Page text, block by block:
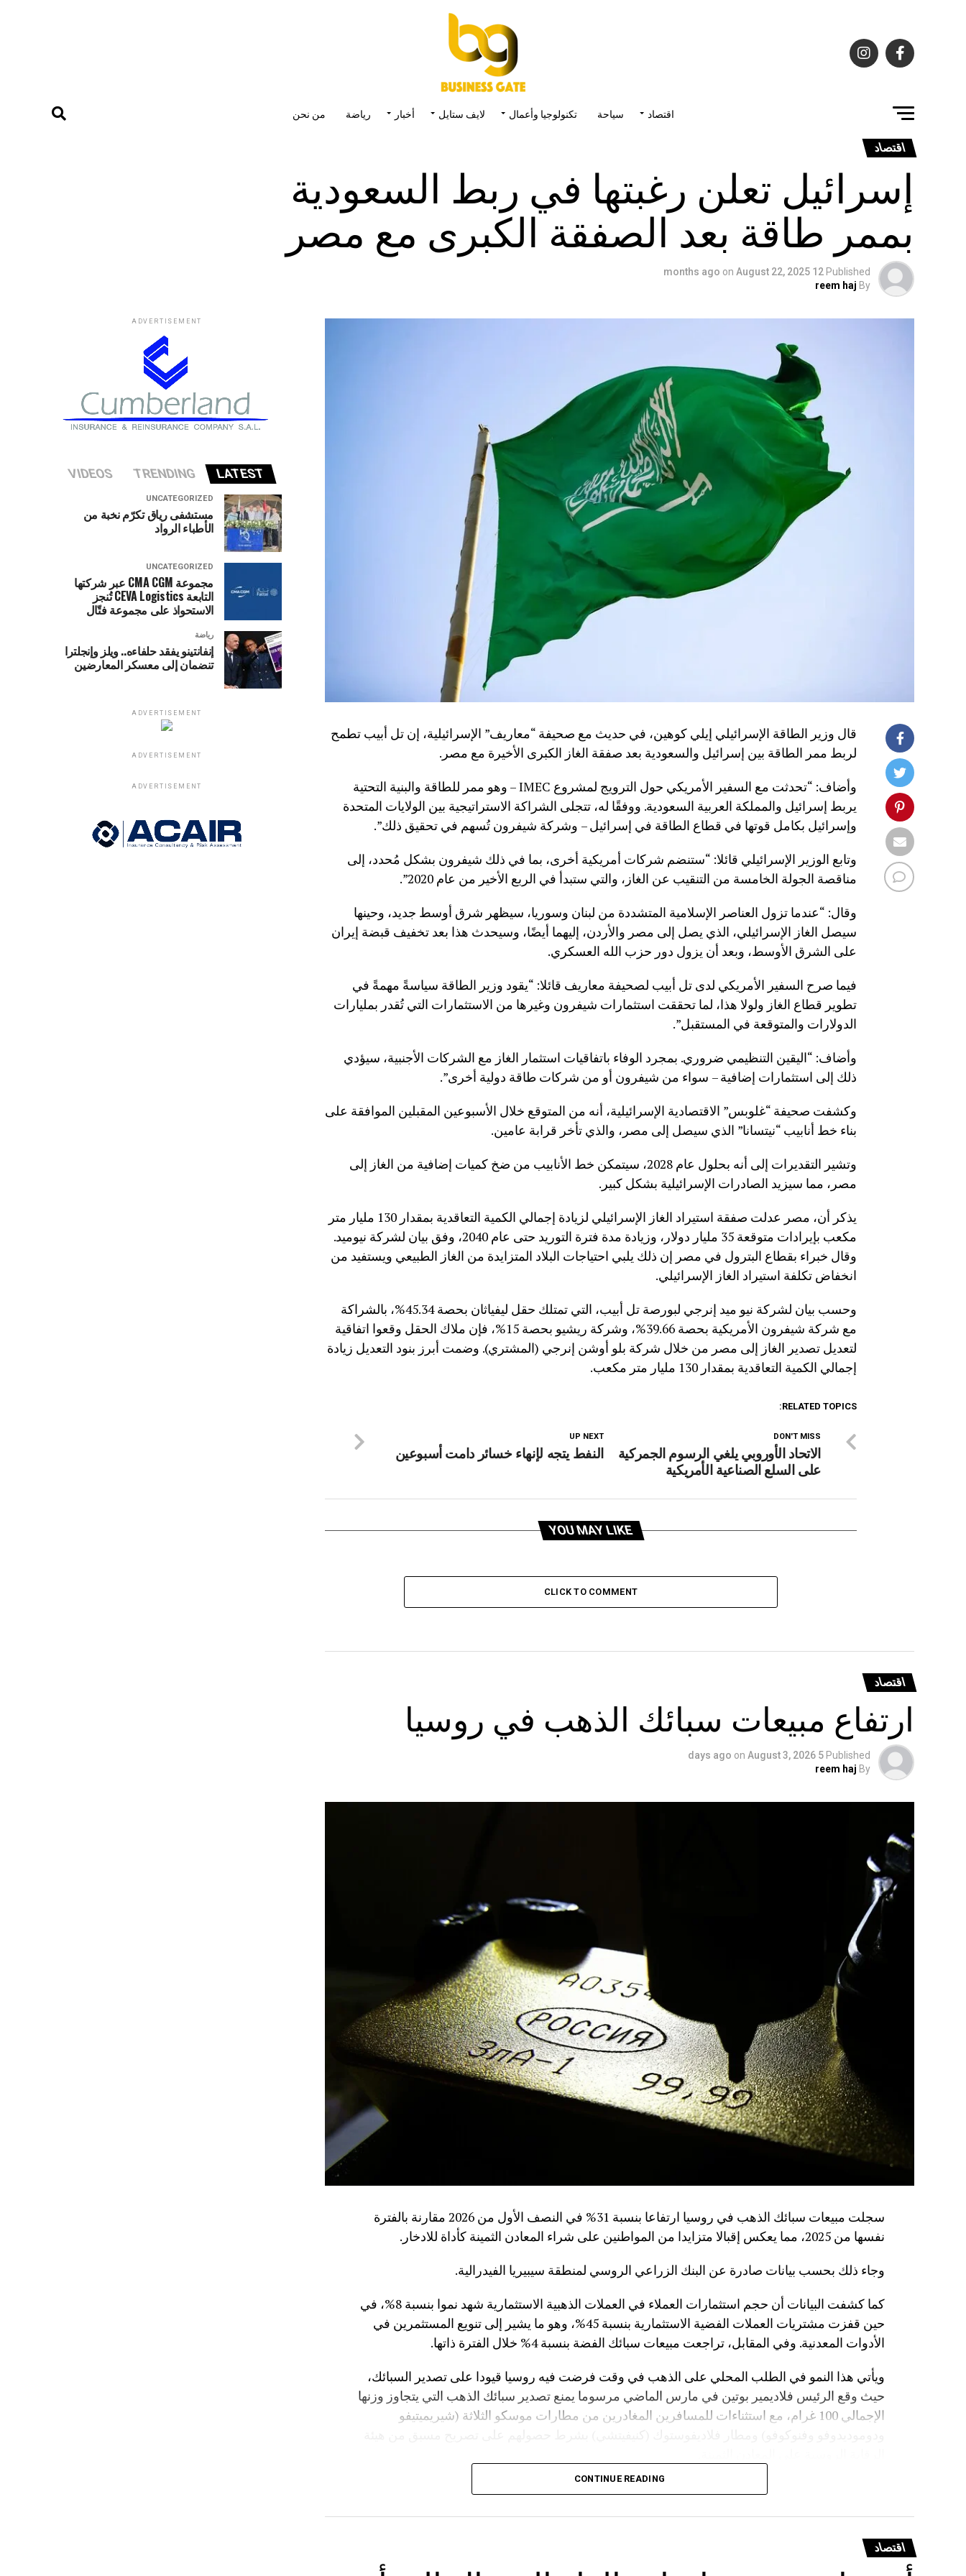
اقتصاد سياحة تكنولوجيا وأعمال لايف ستايل أخبار رياضة من نحن
اقتصاد
إسرائيل تعلن رغبتها في ربط السعودية
بممر طاقة بعد الصفقة الكبرى مع مصر
Published
12 months ago
on August 22, 2025
By
reem haj
قال وزير الطاقة الإسرائيلي إيلي كوهين، في حديث مع صحيفة “معاريف” الإسرائيلية، إن تل أبيب تطمح
لربط ممر الطاقة بين إسرائيل والسعودية بعد صفقة الغاز الكبرى الأخيرة مع مصر.
وأضاف: “تحدثت مع السفير الأمريكي حول الترويج لمشروع IMEC – وهو ممر للطاقة والبنية التحتية
يربط إسرائيل والمملكة العربية السعودية. ووفقًا له، تتجلى الشراكة الاستراتيجية بين الولايات المتحدة
وإسرائيل بكامل قوتها في قطاع الطاقة في إسرائيل – وشركة شيفرون تُسهم في تحقيق ذلك”.
وتابع الوزير الإسرائيلي قائلا: “ستنضم شركات أمريكية أخرى، بما في ذلك شيفرون بشكل مُحدد، إلى
مناقصة الجولة الخامسة من التنقيب عن الغاز، والتي ستبدأ في الربع الأخير من عام 2020”.
وقال: “عندما تزول العناصر الإسلامية المتشددة من لبنان وسوريا، سيظهر شرق أوسط جديد، وحينها
سيصل الغاز الإسرائيلي، الذي يصل إلى مصر والأردن، إليهما أيضًا، وسيحدث هذا بعد تخفيف قبضة إيران
على الشرق الأوسط، وبعد أن يزول دور حزب الله العسكري.
فيما صرح السفير الأمريكي لدى تل أبيب لصحيفة معاريف قائلا: “يقود وزير الطاقة سياسةً مهمةً في
تطوير قطاع الغاز ولولا هذا، لما تحققت استثمارات شيفرون وغيرها من الاستثمارات التي تُقدر بمليارات
الدولارات والمتوقعة في المستقبل”.
وأضاف: “اليقين التنظيمي ضروري. بمجرد الوفاء باتفاقيات استثمار الغاز مع الشركات الأجنبية، سيؤدي
ذلك إلى استثمارات إضافية – سواء من شيفرون أو من شركات طاقة دولية أخرى”.
وكشفت صحيفة “غلوبس” الاقتصادية الإسرائيلية، أنه من المتوقع خلال الأسبوعين المقبلين الموافقة على
بناء خط أنابيب “نيتسانا” الذي سيصل إلى مصر، والذي تأخر قرابة عامين.
وتشير التقديرات إلى أنه بحلول عام 2028، سيتمكن خط الأنابيب من ضخ كميات إضافية من الغاز إلى
مصر، مما سيزيد الصادرات الإسرائيلية بشكل كبير.
يذكر أن، مصر عدلت صفقة استيراد الغاز الإسرائيلي لزيادة إجمالي الكمية التعاقدية بمقدار 130 مليار متر
مكعب بإيرادات متوقعة 35 مليار دولار، وزيادة مدة فترة التوريد حتى عام 2040، وفق بيان لشركة نيوميد.
وقال خبراء بقطاع البترول في مصر إن ذلك يلبي احتياجات البلاد المتزايدة من الغاز الطبيعي ويستفيد من
انخفاض تكلفة استيراد الغاز الإسرائيلي.
وحسب بيان لشركة نيو ميد إنرجي لبورصة تل أبيب، التي تمتلك حقل ليفياثان بحصة 45.34%، بالشراكة
مع شركة شيفرون الأمريكية بحصة 39.66%، وشركة ريشيو بحصة 15%، فإن ملاك الحقل وقعوا اتفاقية
لتعديل تصدير الغاز إلى مصر من خلال شركة بلو أوشن إنرجي (المشتري). وضمت أبرز بنود التعديل زيادة
إجمالي الكمية التعاقدية بمقدار 130 مليار متر مكعب.
RELATED TOPICS:
UP NEXT
النفط يتجه لإنهاء خسائر دامت أسبوعين
DON'T MISS
الاتحاد الأوروبي يلغي الرسوم الجمركية
على السلع الصناعية الأمريكية
YOU MAY LIKE
CLICK TO COMMENT
اقتصاد
ارتفاع مبيعات سبائك الذهب في روسيا
Published
5 days ago
on August 3, 2026
By
reem haj
سجلت مبيعات سبائك الذهب في روسيا ارتفاعا بنسبة 31% في النصف الأول من 2026 مقارنة بالفترة
نفسها من 2025، مما يعكس إقبالا متزايدا من المواطنين على شراء المعادن الثمينة كأداة للادخار.
وجاء ذلك بحسب بيانات صادرة عن البنك الزراعي الروسي لمنطقة سيبيريا الفيدرالية.
كما كشفت البيانات أن حجم استثمارات العملاء في العملات الذهبية الاستثمارية شهد نموا بنسبة 8%، في
حين قفزت مشتريات العملات الفضية الاستثمارية بنسبة 45%، وهو ما يشير إلى تنويع المستثمرين في
الأدوات المعدنية. وفي المقابل، تراجعت مبيعات سبائك الفضة بنسبة 4% خلال الفترة ذاتها.
ويأتي هذا النمو في الطلب المحلي على الذهب في وقت فرضت فيه روسيا قيودا على تصدير السبائك،
حيث وقع الرئيس فلاديمير بوتين في مارس الماضي مرسوما يمنع تصدير سبائك الذهب التي يتجاوز وزنها
الإجمالي 100 غرام، مع استثناءات للمسافرين المغادرين من مطارات موسكو الثلاثة (شيريميتيفو
CONTINUE READING
اقتصاد
ADVERTISEMENT
LATEST
TRENDING
VIDEOS
UNCATEGORIZED
مستشفى رياق تكرّم نخبة من
الأطباء الرواد
UNCATEGORIZED
مجموعة CMA CGM عبر شركتها
التابعة CEVA Logistics تُنجز
الاستحواذ على مجموعة فتّال
رياضة
إنفانتينو يفقد حلفاءه.. ويلز وإنجلترا
تنضمان إلى معسكر المعارضين
ADVERTISEMENT
ADVERTISEMENT
ADVERTISEMENT